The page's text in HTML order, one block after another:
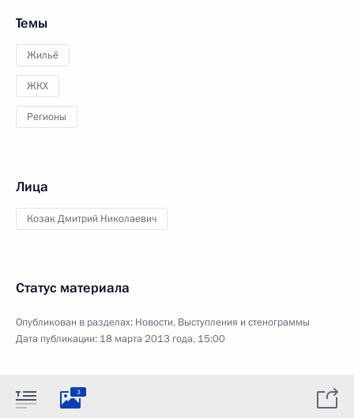
Темы
Жильё
ЖКХ
Регионы
Лица
Козак Дмитрий Николаевич
Статус материала
Опубликован в разделах: Новости, Выступления и стенограммы
Дата публикации: 18 марта 2013 года, 15:00
3